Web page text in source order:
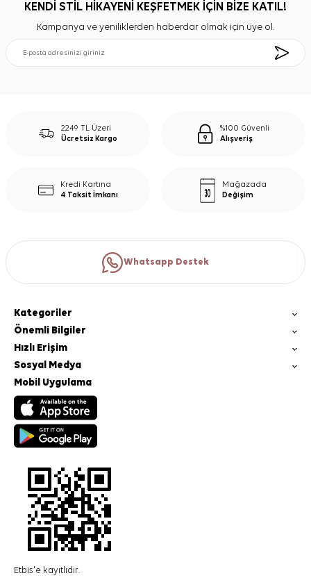
KENDİ STİL HİKAYENİ KEŞFETMEK İÇİN BİZE KATIL!
Kampanya ve yeniliklerden haberdar olmak için üye ol.
2249 TL Üzeri
Ücretsiz Kargo
%100 Güvenli
Alışveriş
Kredi Kartına
4 Taksit İmkanı
Mağazada
Değişim
Whatsapp Destek
Kategoriler
Önemli Bilgiler
Hızlı Erişim
Sosyal Medya
Mobil Uygulama
Etbis'e kayıtlıdır.